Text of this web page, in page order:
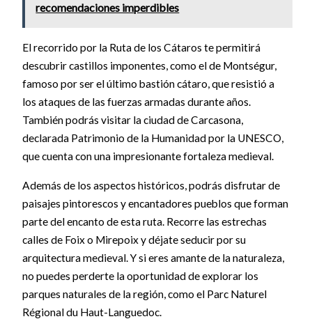
recomendaciones imperdibles
El recorrido por la Ruta de los Cátaros te permitirá
descubrir castillos imponentes, como el de Montségur,
famoso por ser el último bastión cátaro, que resistió a
los ataques de las fuerzas armadas durante años.
También podrás visitar la ciudad de Carcasona,
declarada Patrimonio de la Humanidad por la UNESCO,
que cuenta con una impresionante fortaleza medieval.
Además de los aspectos históricos, podrás disfrutar de
paisajes pintorescos y encantadores pueblos que forman
parte del encanto de esta ruta. Recorre las estrechas
calles de Foix o Mirepoix y déjate seducir por su
arquitectura medieval. Y si eres amante de la naturaleza,
no puedes perderte la oportunidad de explorar los
parques naturales de la región, como el Parc Naturel
Régional du Haut-Languedoc.